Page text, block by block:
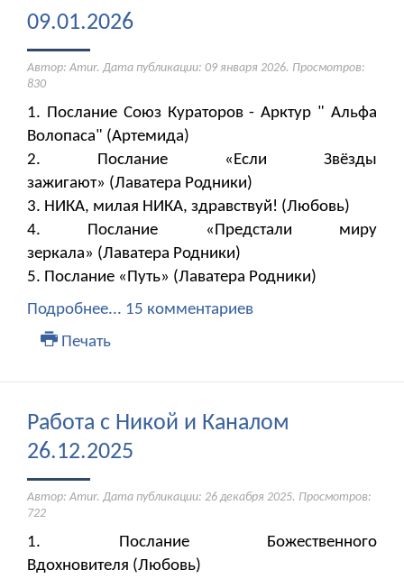
09.01.2026
Автор: Amur. Дата публикации: 09 января 2026. Просмотров:
830
1. Послание Союз Кураторов - Арктур " Альфа
Волопаса" (Артемида)
2. Послание «Если Звёзды
зажигают» (Лаватера Родники)
3. НИКА, милая НИКА, здравствуй! (Любовь)
4. Послание «Предстали миру
зеркала» (Лаватера Родники)
5. Послание «Путь» (Лаватера Родники)
Подробнее... 15 комментариев
Печать
Работа с Никой и Каналом
26.12.2025
Автор: Amur. Дата публикации: 26 декабря 2025. Просмотров:
722
1. Послание Божественного
Вдохновителя (Любовь)